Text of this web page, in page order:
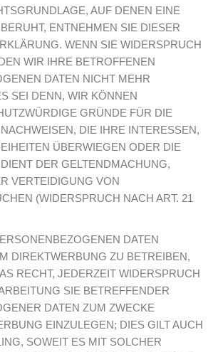
AUF DENEN EINE
ENTNEHMEN SIE DIESER
WENN SIE WIDERSPRUCH
WIR IHRE BETROFFENEN
DATEN NICHT MEHR
SEI DENN, WIR KÖNNEN
GRÜNDE FÜR DIE
DIE IHRE INTERESSEN,
ÜBERWIEGEN ODER DIE
DER GELTENDMACHUNG,
VERTEIDIGUNG VON
(WIDERSPRUCH NACH ART. 21
DATEN
DIREKTWERBUNG ZU BETREIBEN,
RECHT, JEDERZEIT WIDERSPRUCH
SIE BETREFFENDER
DATEN ZUM ZWECKE
EINZULEGEN; DIES GILT AUCH
SOWEIT ES MIT SOLCHER